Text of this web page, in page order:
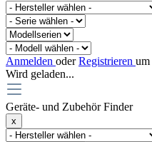
Anmelden oderRegistrieren um
Wird geladen...
Geräte- und Zubehör Finder
x